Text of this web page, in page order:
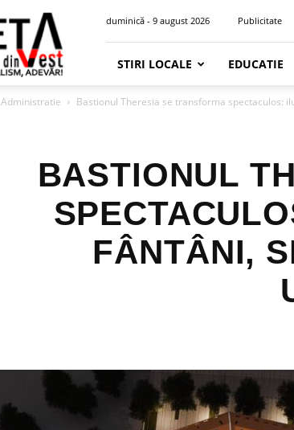
duminică - 9 august 2026 Publicitate
STIRI LOCALE EDUCATIE
Administratie Bastionul Theresia se transforma spectaculos:
BASTIONUL
FÂNTÂNI,